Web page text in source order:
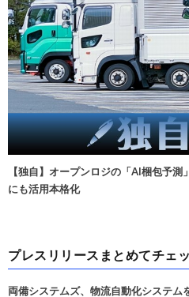
【独自】オープンロジの「AI梱包予
にも活用本格化
プレスリリースまとめてチェ
両備システムズ、物流自動化システム